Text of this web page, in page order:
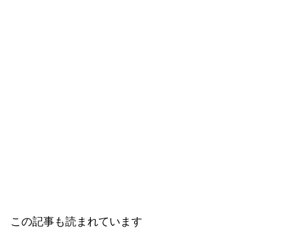
この記事も読まれています